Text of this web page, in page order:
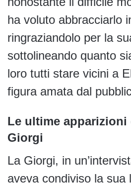
ha voluto abbracciarlo
ringraziandolo per la
sottolineando quanto
loro tutti stare vicini a
figura amata dal
Le ultime apparizioni
Giorgi
La Giorgi, in
aveva condiviso la sua